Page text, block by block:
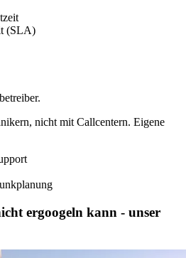
(SLA)
nicht mit Callcentern. Eigene
ergoogeln kann - unser